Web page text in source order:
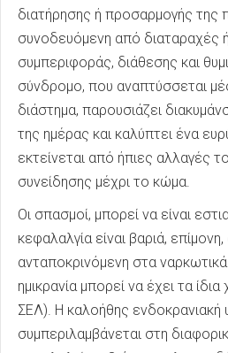
διατήρησης ή προσαρμογής της
συνοδευόμενη από διαταραχές
συμπεριφοράς, διάθεσης και
σύνδρομο, που αναπτύσσεται
διάστημα, παρουσιάζει
της ημέρας και καλύπτει ένα
εκτείνεται από ήπιες αλλαγές
συνείδησης μέχρι το κώμα.
Οι σπασμοί, μπορεί να είναι
κεφαλαλγία είναι βαριά,
ανταποκρινόμενη στα
ημικρανία μπορεί να έχει τα
ΣΕΛ). Η καλοήθης ενδοκρανιακή
συμπεριλαμβάνεται στη